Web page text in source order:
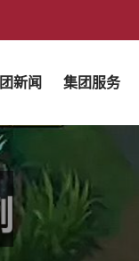
新闻 集团服务